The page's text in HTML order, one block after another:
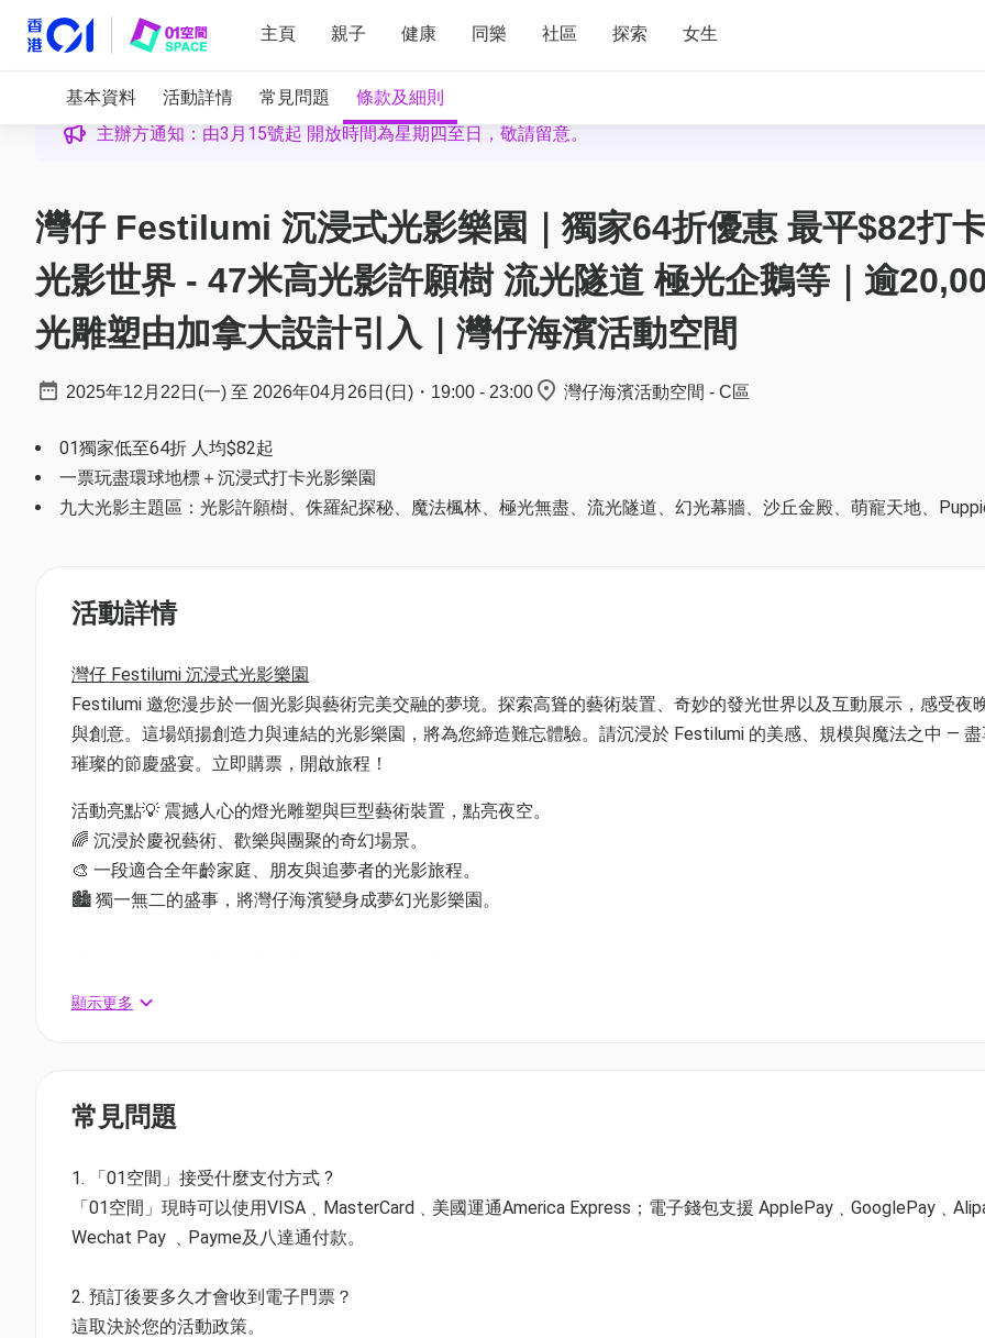
主頁 親子 健康 同樂 社區 探索 女生
基本資料 活動詳情 常見問題 條款及細則
主辦方通知：由3月15號起 開放時間為星期四至日，敬請留意。
灣仔 Festilumi 沉浸式光影樂園｜獨家64折優惠 最平$82打
光影世界 - 47米高光影許願樹 流光隧道 極光企鵝等｜逾
光雕塑由加拿大設計引入｜灣仔海濱活動空間
2025年12月22日(一) 至 2026年04月26日(日) ・ 19:00 - 23:00 灣仔海濱活動空間 - C區
01獨家低至64折 人均$82起
一票玩盡環球地標＋沉浸式打卡光影樂園
九大光影主題區：光影許願樹、侏羅紀探秘、魔法楓林、極光無盡、流光隧道、幻光幕牆、沙丘金殿、萌寵天地、
活動詳情
灣仔 Festilumi 沉浸式光影樂園
Festilumi 邀您漫步於一個光影與藝術完美交融的夢境。探索高聳的藝術裝置、奇妙的發光世界以及互動展示，感受夜
與創意。這場頌揚創造力與連結的光影樂園，將為您締造難忘體驗。請沉浸於 Festilumi 的美感、規模與魔法之中 —
璀璨的節慶盛宴。立即購票，開啟旅程！
活動亮點💡 震撼人心的燈光雕塑與巨型藝術裝置，點亮夜空。
🌈 沉浸於慶祝藝術、歡樂與團聚的奇幻場景。
🎨 一段適合全年齡家庭、朋友與追夢者的光影旅程。
🏙️ 獨一無二的盛事，將灣仔海濱變身成夢幻光影樂園。
時間: 由3月15號起 開放時間為星期四至星期日 每晚7時00分至晚上 11 時 （最後入場時間: 9時30分)
星期四至日及公眾假期門票
[快閃] 買 送二 $256 (原價$512)
成人(12 歲或以上): $128
小童(3–11 歲): $128
幼童(0-2 歲): 免費入場
寵物: 免費入場
顯示更多
常見問題
1. 「01空間」接受什麼支付方式 ?
「01空間」現時可以使用VISA﹑MasterCard﹑美國運通America Express；電子錢包支援
Wechat Pay ﹑Payme及八達通付款。
2. 預訂後要多久才會收到電子門票？
這取決於您的活動政策。